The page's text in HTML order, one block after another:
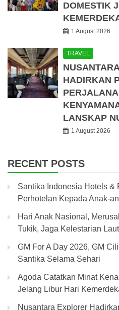
DOMESTIK
1 August 2026
TRAVEL
HADIRKAN
LANSKAP
1 August 2026
RECENT POSTS
Santika Indonesia Hotels &
Perhotelan Kepada Anak-
Hari Anak Nasional,
Tukik, Jaga Kelestarian Laut
GM For A Day 2026, GM
Santika Selama Sehari
Agoda Catatkan Minat
Jelang Libur Hari
Nusantara Explorer